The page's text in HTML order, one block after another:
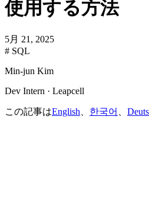
使用する方法
5月 21, 2025
# SQL
Min-jun Kim
Dev Intern · Leapcell
この記事はEnglish 한국어